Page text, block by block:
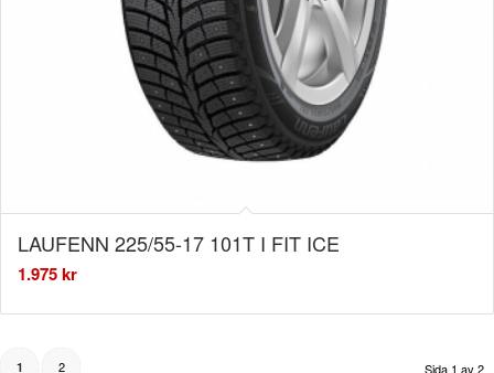
LAUFENN 225/55-17 101T I FIT ICE
1.975kr
Sida 1 av 2
1 2